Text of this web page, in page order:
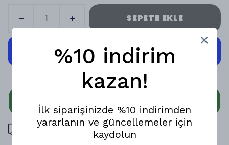
SEPETE EKLE
3000 TL üzeri ücretsiz kargo
%10 indirim
kazan!
İlk siparişinizde %10 indirimden
yararlanın ve güncellemeler için
kaydolun